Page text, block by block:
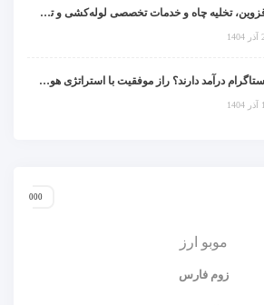
لوله بازکنی قزوین، تخلیه چاه و خدمات تخصصی لوله‌کشی و تشخیص ترکیدگی
آیا پیجهای اینستاگرام درآمد دارند؟ راز موفقیت با استراتژی هوشمندانه
موبو ارز
زوم فارس